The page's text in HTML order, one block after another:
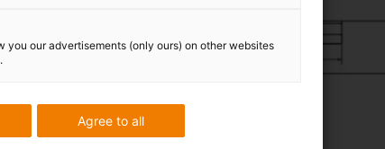
you our advertisements (only ours) on other websites
Agree to all